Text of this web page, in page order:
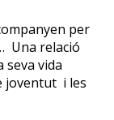
per
Una relació
seva vida
joventut i les